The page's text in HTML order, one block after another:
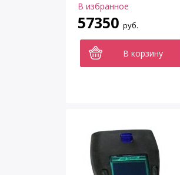
В избранное
57350 руб.
В корзину